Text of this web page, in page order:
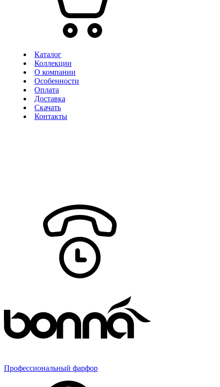
Каталог
Коллекции
О компании
Особенности
Оплата
Доставка
Скачать
Контакты
Профессиональный фарфор